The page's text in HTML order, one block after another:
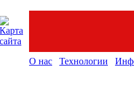
О нас Технологии